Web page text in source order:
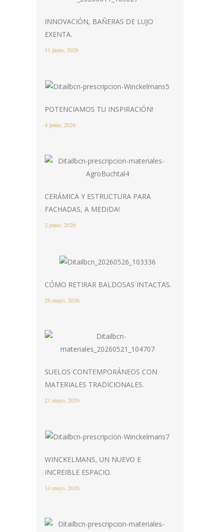
INNOVACIÓN, BAÑERAS DE LUJO
EXENTA.
11 junio, 2026
POTENCIAMOS TU INSPIRACIÓN!
4 junio, 2026
CERÁMICA Y ESTRUCTURA PARA
FACHADAS, A MEDIDA!
2 junio, 2026
CÓMO RETIRAR BALDOSAS INTACTAS.
26 mayo, 2026
SUELOS CONTEMPORÁNEOS CON
MATERIALES TRADICIONALES.
21 mayo, 2026
WINCKELMANS, UN NUEVO E
INCREIBLE ESPACIO.
14 mayo, 2026